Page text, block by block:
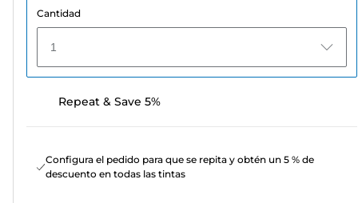
Cantidad
1
Repeat & Save 5%
Configura el pedido para que se repita y obtén un 5 % de
descuento en todas las tintas